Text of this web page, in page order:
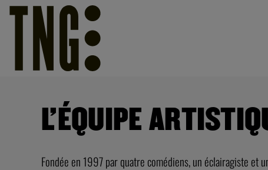
L’ÉQUIPE
Fondée en 1997 par quatre comédiens, un éclairagiste et